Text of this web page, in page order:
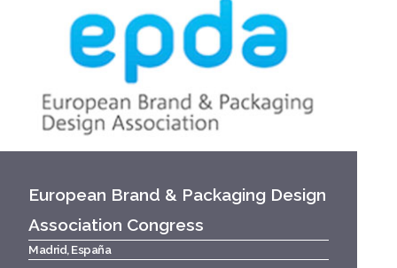
European Brand & Packaging Design
Association Congress
Madrid, España